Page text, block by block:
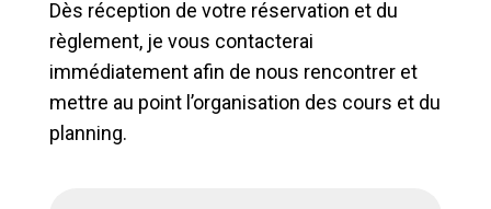
Dès réception de votre réservation et du
règlement, je vous contacterai
immédiatement afin de nous rencontrer et
mettre au point l’organisation des cours et du
planning.